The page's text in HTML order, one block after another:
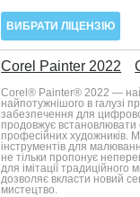
ВИБРАТИ ЛІЦЕНЗІЮ
Corel Painter 2022
Corel® Painter® 2022 —
найпотужнішого в галузі
забезпечення для
продовжує встановлювати
професійних художників.
інструментів для
не тільки пропонує
для імітації традиційного
дозволяє вкласти новий
мистецтво.